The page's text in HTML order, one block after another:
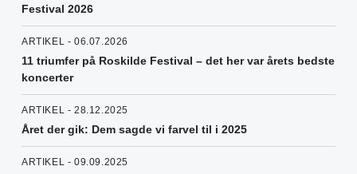
Festival 2026
ARTIKEL - 06.07.2026
11 triumfer på Roskilde Festival – det her var årets bedste
koncerter
ARTIKEL - 28.12.2025
Året der gik: Dem sagde vi farvel til i 2025
ARTIKEL - 09.09.2025